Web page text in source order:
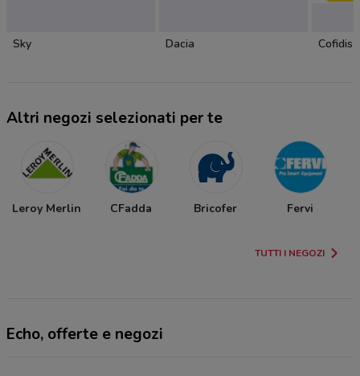
Sky Dacia Cofidis
Altri negozi selezionati per te
Leroy Merlin CFadda Bricofer Fervi
TUTTI I NEGOZI
Echo, offerte e negozi